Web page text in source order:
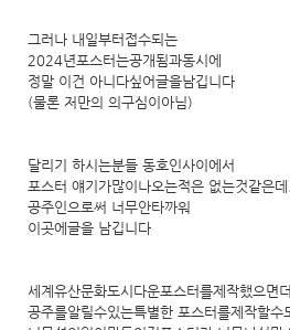
그러나 내일부터접수되는
2024년포스터는공개됨과동시에
정말 이건 아니다싶어글을남깁니다
(물론 저만의 의구심이아님)
달리기 하시는분들 동호인사이에서
포스터 얘기가많이나오는적은 없는것같은데
공주인으로써 너무안타까워
이곳에글을 남깁니다
세계유산문화도시다운포스터를제작했으면
공주를알릴수있는특별한 포스터를제작할수